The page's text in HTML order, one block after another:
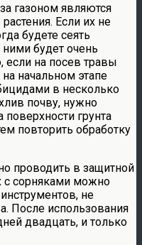
газоном являются
Если их не
будете сеять
будет очень
если на посев травы
начальном этапе
в несколько
почву, нужно
грунта
повторить обработку
проводить в защитной
с сорняками можно
не
После использования
двадцать, и только